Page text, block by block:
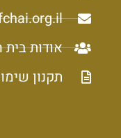
אודות
תקנון